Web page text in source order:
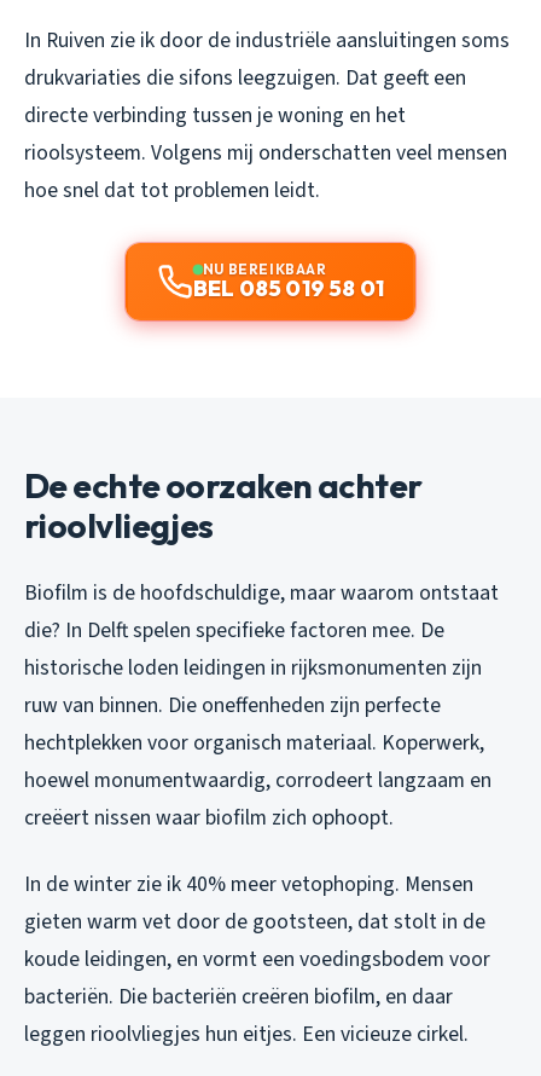
In Ruiven zie ik door de industriële aansluitingen soms
drukvariaties die sifons leegzuigen. Dat geeft een
directe verbinding tussen je woning en het
rioolsysteem. Volgens mij onderschatten veel mensen
hoe snel dat tot problemen leidt.
NU BEREIKBAAR
BEL 085 019 58 01
De echte oorzaken achter
rioolvliegjes
Biofilm is de hoofdschuldige, maar waarom ontstaat
die? In Delft spelen specifieke factoren mee. De
historische loden leidingen in rijksmonumenten zijn
ruw van binnen. Die oneffenheden zijn perfecte
hechtplekken voor organisch materiaal. Koperwerk,
hoewel monumentwaardig, corrodeert langzaam en
creëert nissen waar biofilm zich ophoopt.
In de winter zie ik 40% meer vetophoping. Mensen
gieten warm vet door de gootsteen, dat stolt in de
koude leidingen, en vormt een voedingsbodem voor
bacteriën. Die bacteriën creëren biofilm, en daar
leggen rioolvliegjes hun eitjes. Een vicieuze cirkel.